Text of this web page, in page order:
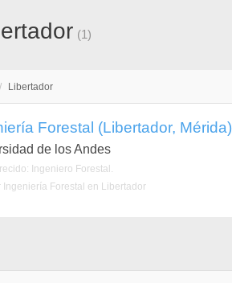
(1)
/ Libertador
Forestal (Libertador, Mérida)
de los Andes
Ingeniero Forestal.
Ingeniería Forestal en Libertador